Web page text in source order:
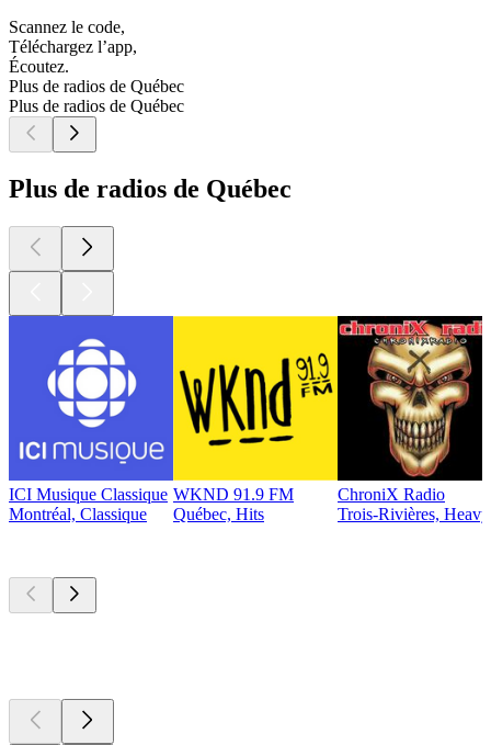
Scannez le code,
Téléchargez l’app,
Écoutez.
Plus de radios de Québec
Plus de radios de Québec
Plus de radios de Québec
ICI Musique Classique
Montréal, Classique
WKND 91.9 FM
Québec, Hits
ChroniX Radio
Trois-Rivières,